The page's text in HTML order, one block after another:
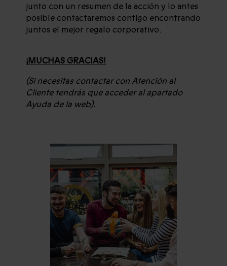
junto con un resumen de la acción y lo antes
posible contactaremos contigo encontrando
juntos el mejor regalo corporativo.
¡MUCHAS GRACIAS!
(Si necesitas contactar con Atención al
Cliente tendrás que acceder al apartado
Ayuda de la web).